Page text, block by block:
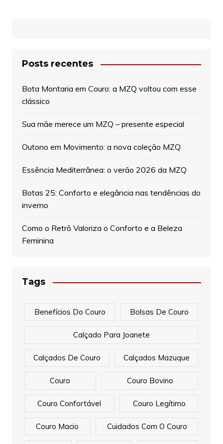
Posts recentes
Bota Montaria em Couro: a MZQ voltou com esse
clássico
Sua mãe merece um MZQ – presente especial
Outono em Movimento: a nova coleção MZQ
Essência Mediterrânea: o verão 2026 da MZQ
Botas 25: Conforto e elegância nas tendências do
inverno
Como o Retrô Valoriza o Conforto e a Beleza
Feminina
Tags
Benefícios Do Couro Bolsas De Couro
Calçado Para Joanete
Calçados De Couro Calçados Mazuque
Couro Couro Bovino
Couro Confortável Couro Legítimo
Couro Macio Cuidados Com O Couro